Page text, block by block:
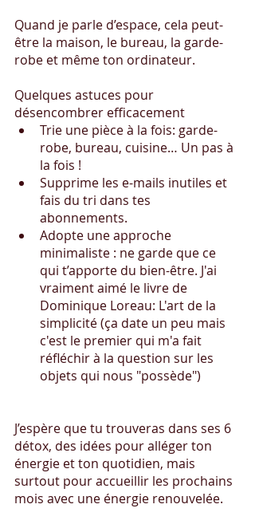
Quand je parle d’espace, cela peut-
être la maison, le bureau, la garde-
robe et même ton ordinateur.
Quelques astuces pour
désencombrer efficacement
Trie une pièce à la fois: garde-
robe, bureau, cuisine… Un pas à
la fois !
Supprime les e-mails inutiles et
fais du tri dans tes
abonnements.
Adopte une approche
minimaliste : ne garde que ce
qui t’apporte du bien-être. J'ai
vraiment aimé le livre de
Dominique Loreau: L'art de la
simplicité (ça date un peu mais
c'est le premier qui m'a fait
réfléchir à la question sur les
objets qui nous "possède")
J’espère que tu trouveras dans ses 6
détox, des idées pour alléger ton
énergie et ton quotidien, mais
surtout pour accueillir les prochains
mois avec une énergie renouvelée.